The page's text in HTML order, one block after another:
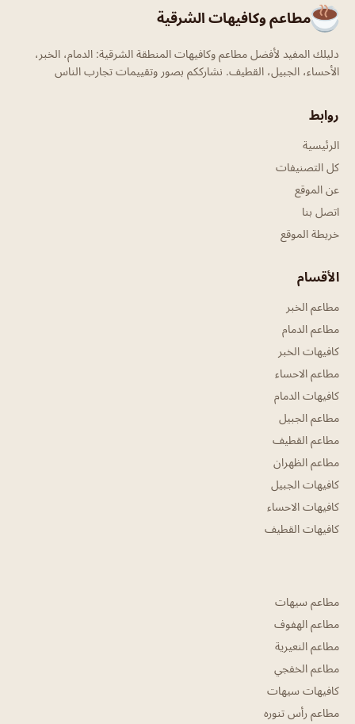
مطاعم وكافيهات الشرقية
دليلك المفيد لأفضل مطاعم وكافيهات المنطقة الشرقية: الدمام، الخبر،
الأحساء، الجبيل، القطيف. نشارككم بصور وتقييمات تجارب الناس
روابط
الرئيسية
كل التصنيفات
عن الموقع
اتصل بنا
خريطة الموقع
الأقسام
مطاعم الخبر
مطاعم الدمام
كافيهات الخبر
مطاعم الاحساء
كافيهات الدمام
مطاعم الجبيل
مطاعم القطيف
مطاعم الظهران
كافيهات الجبيل
كافيهات الاحساء
كافيهات القطيف
مطاعم سيهات
مطاعم الهفوف
مطاعم النعيرية
مطاعم الخفجي
كافيهات سيهات
مطاعم رأس تنوره